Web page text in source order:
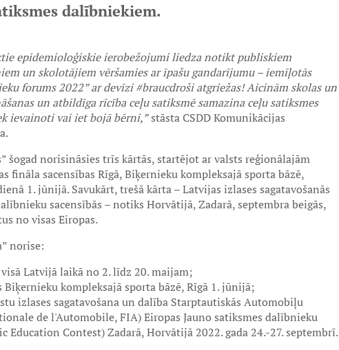
dalībniekiem.
epidemioloģiskie ierobežojumi liedza notikt publiskiem
un skolotājiem vēršamies ar īpašu gandarījumu – iemīļotās
forums 2022” ar devīzi #braucdroši atgriežas! Aicinām skolas un
un atbildīga rīcība ceļu satiksmē samazina ceļu satiksmes
ievainoti vai iet bojā bērni,”stāsta CSDD Komunikācijas
šogad norisināsies trīs kārtās, startējot ar valsts reģionālajām
fināla sacensības Rīgā, Biķernieku kompleksajā sporta bāzē,
1. jūnijā. Savukārt, trešā kārta – Latvijas izlases sagatavošanās
sacensībās – notiks Horvātijā, Zadarā, septembra beigās,
no visas Eiropas.
norise:
Latvijā laikā no 2. līdz 20. maijam;
kompleksajā sporta bāzē, Rīgā 1. jūnijā;
izlases sagatavošana un dalība Starptautiskās Automobiļu
de l'Automobile, FIA) Eiropas Jauno satiksmes dalībnieku
Education Contest) Zadarā, Horvātijā 2022. gada 24.-27. septembrī.